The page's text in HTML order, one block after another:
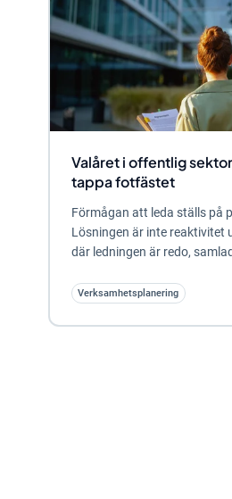
Valåret i offentlig
tappa fotfästet
Förmågan att leda ställs på
Lösningen är inte
där ledningen är redo,
Verksamhetsplanering